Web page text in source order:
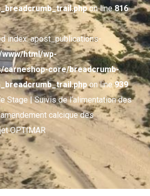
on line816
index: apost_publications-
html/wp-
carneshop-core/breadcrumb-
on line939
Stage | Suivis de l’alimentation des
calcique des
OPTIMAR